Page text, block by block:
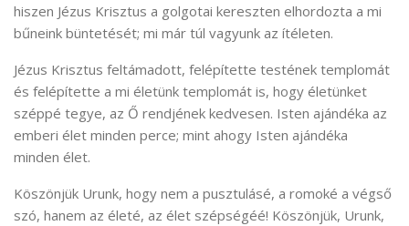
hiszen Jézus Krisztus a golgotai kereszten elhordozta a mi
bűneink büntetését; mi már túl vagyunk az ítéleten.
Jézus Krisztus feltámadott, felépítette testének templomát
és felépítette a mi életünk templomát is, hogy életünket
széppé tegye, az Ő rendjének kedvesen. Isten ajándéka az
emberi élet minden perce; mint ahogy Isten ajándéka
minden élet.
Köszönjük Urunk, hogy nem a pusztulásé, a romoké a végső
szó, hanem az életé, az élet szépségéé! Köszönjük, Urunk,